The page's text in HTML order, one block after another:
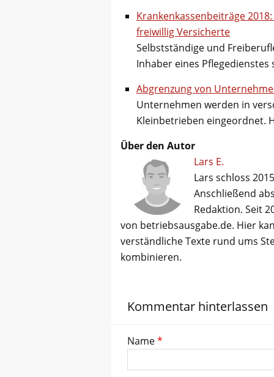
Krankenkassenbeiträge
freiwillig Versicherte
Selbstständige und
Inhaber eines
Abgrenzung von
Unternehmen werden in
Kleinbetrieben eingeordnet.
Über den Autor
Lars E.
Lars schloss
Anschließend
Redaktion. Seit
von betriebsausgabe.de. Hier
verständliche Texte rund ums
kombinieren.
Kommentar hinterlassen
Name*